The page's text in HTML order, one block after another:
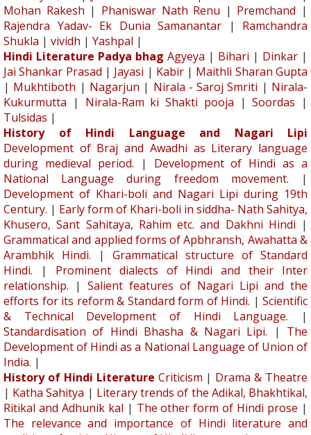
Mohan Rakesh | Phaniswar Nath Renu | Premchand |
Rajendra Yadav- Ek Dunia Samanantar | Ramchandra
Shukla | vividh | Yashpal |
Hindi Literature Padya bhag Agyeya | Bihari | Dinkar |
Jai Shankar Prasad | Jayasi | Kabir| Maithli Sharan Gupta
| Mukhtiboth | Nagarjun | Nirala - Saroj Smriti | Nirala-
Kukurmutta | Nirala-Ram ki Shakti pooja |Soordas |
Tulsidas |
History of Hindi Language and Nagari Lipi
Development of Braj and Awadhi as Literary language
during medieval period. | Development of Hindi as a
National Language during freedom movement. |
Development of Khari-boli and Nagari Lipi during 19th
Century. | Early form of Khari-boli in siddha- Nath Sahitya,
Khusero, Sant Sahitaya, Rahim etc. and Dakhni Hindi |
Grammatical and applied forms of Apbhransh, Awahatta &
Arambhik Hindi. | Grammatical structure of Standard
Hindi. | Prominent dialects of Hindi and their Inter
relationship. | Salient features of Nagari Lipi and the
efforts for its reform & Standard form of Hindi. | Scientific
& Technical Development of Hindi Language. |
Standardisation of Hindi Bhasha & Nagari Lipi. | The
Development of Hindi as a National Language of Union of
India. |
History of Hindi Literature Criticism | Drama & Theatre
| Katha Sahitya | Literary trends of the Adikal, Bhakhtikal,
Ritikal and Adhunik kal | The other form of Hindi prose |
The relevance and importance of Hindi literature and